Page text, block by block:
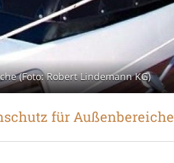
(Foto: Robert Lindemann KG)
für Außenbereiche